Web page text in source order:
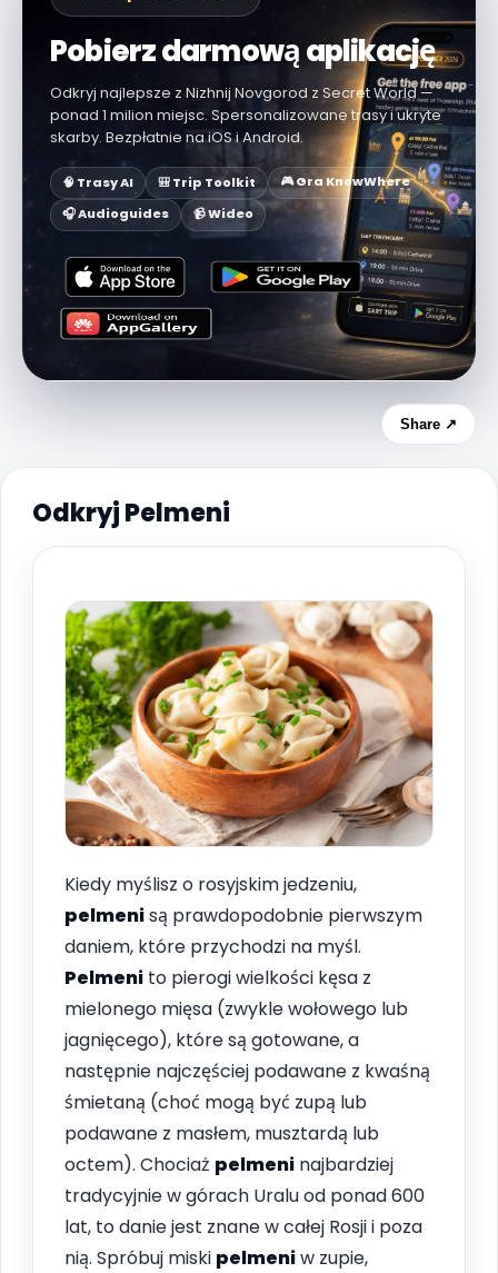
Pobierz darmową aplikację
Odkryj najlepsze z Nizhnij Novgorod z Secret World —
ponad 1 milion miejsc. Spersonalizowane trasy i ukryte
skarby. Bezpłatnie na iOS i Android.
🧠 Trasy AI 🎒 Trip Toolkit
🎮 Gra KnowWhere
🎧 Audioguides
📹 Wideo
Share ↗
Odkryj Pelmeni
Kiedy myślisz o rosyjskim jedzeniu,
pelmenisą prawdopodobnie pierwszym
daniem, które przychodzi na myśl.
Pelmeni to pierogi wielkości kęsa z
mielonego mięsa (zwykle wołowego lub
jagnięcego), które są gotowane, a
następnie najczęściej podawane z kwaśną
śmietaną (choć mogą być zupą lub
podawane z masłem, musztardą lub
octem). Chociaż pelmeni najbardziej
tradycyjnie w górach Uralu od ponad 600
lat, to danie jest znane w całej Rosji i poza
nią. Spróbuj miski pelmeniw zupie,